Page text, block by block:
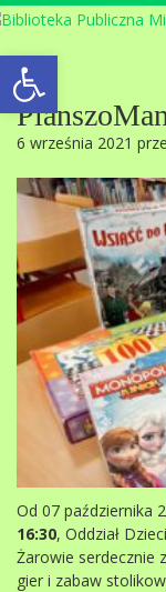
Open toolbar
6 września 2021
Od 07 października
16:30, Oddział
Żarowie serdecznie
gier i zabaw